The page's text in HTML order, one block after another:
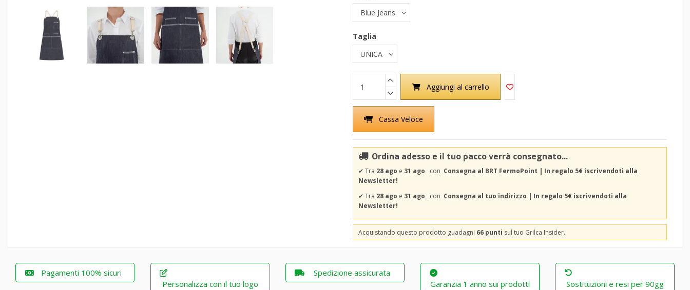
Taglia
Aggiungi al carrello
Cassa Veloce
Ordina adesso e il tuo pacco verrà consegnato...
✔ Tra 28 ago e 31 ago con Consegna al BRT FermoPoint | In regalo 5€ iscrivendoti alla
Newsletter!
✔ Tra 28 ago e 31 ago con Consegna al tuo indirizzo | In regalo 5€ iscrivendoti alla
Newsletter!
Acquistando questo prodotto guadagni 66 punti sul tuo Grilca Insider.
Pagamenti 100% sicuri
Personalizza con il tuo logo
Spedizione assicurata
Garanzia 1 anno sui prodotti
Sostituzioni e resi per 90gg